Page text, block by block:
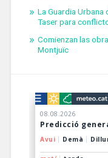
La Guardia
Taser para
Comienzan las
Montjuïc